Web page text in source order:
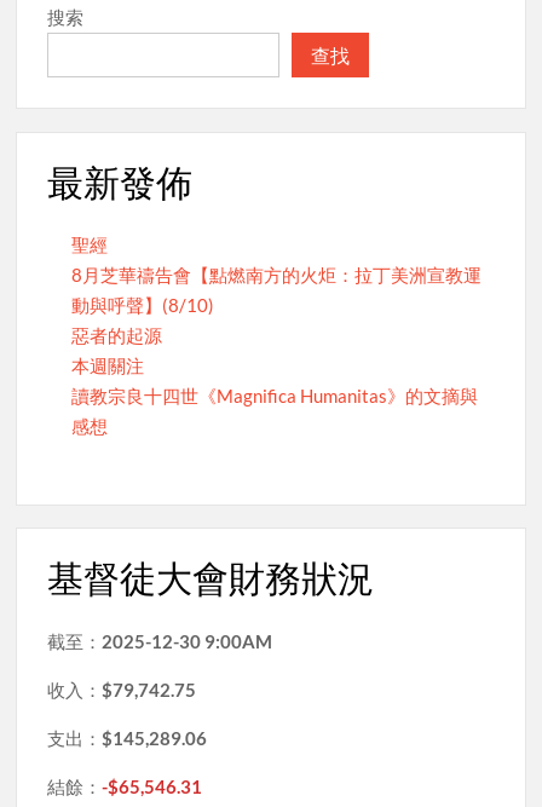
搜索
查找
最新發佈
聖經
8月芝華禱告會【點燃南方的火炬：拉丁美洲宣教運
動與呼聲】(8/10)
惡者的起源
本週關注
讀教宗良十四世《Magnifica Humanitas》的文摘與
感想
基督徒大會財務狀況
截至： 2025-12-30 9:00AM
收入：$79,742.75
支出：$145,289.06
結餘：-$65,546.31